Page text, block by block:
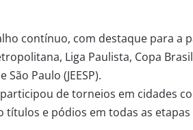
contínuo, com destaque para a
Liga Paulista, Copa
Paulo (JEESP).
de torneios em cidades
títulos e pódios em todas as etapas
DO
INFRAESTRUTURA
FORTALECER